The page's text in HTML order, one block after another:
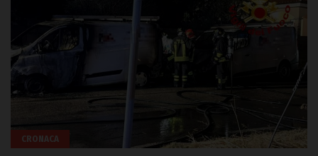
CRONACA